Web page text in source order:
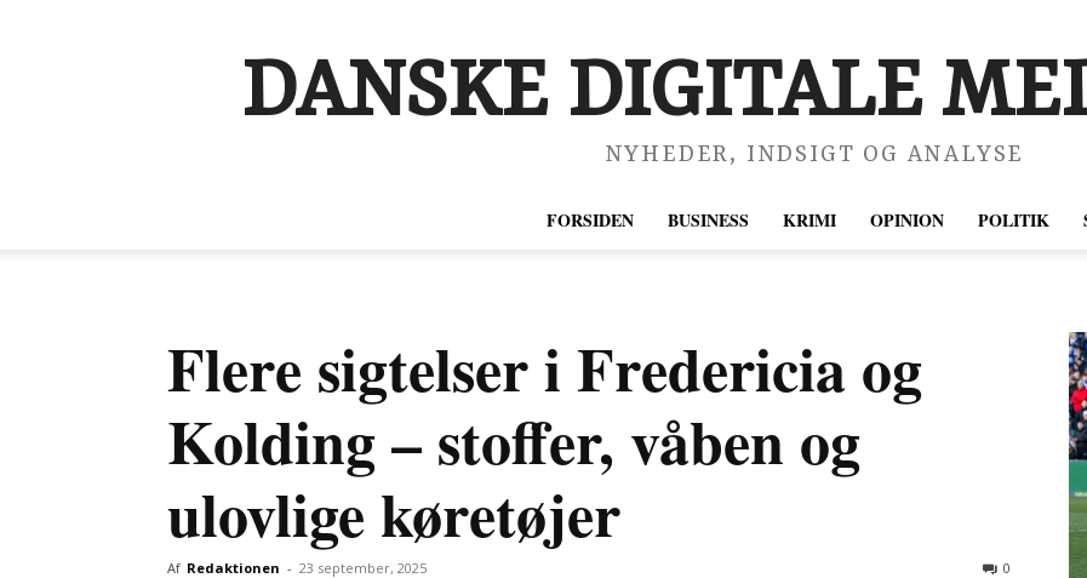
DANSKE DIGITALE
NYHEDER, INDSIGT OG ANALYSE
FORSIDEN BUSINESS KRIMI OPINION POLITIK
Flere sigtelser i Fredericia og
Kolding – stoffer, våben og
ulovlige køretøjer
Af Redaktionen - 23 september, 2025 0